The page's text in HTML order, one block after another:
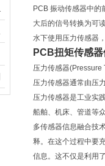
PCB 振动传感器中
大后的信号转换为可
水下使用压力传感器
PCB扭矩传感
压力传感器(Pressure
压力传感器通常由压
压力传感器是工业实
船舶、机床、管道等
多传感器信息融合技
释。在这个过程中要
信息。这不仅是利用